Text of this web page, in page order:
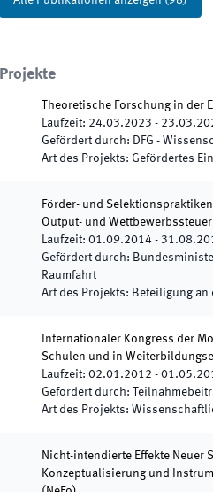
Projekte
Theoretische Forschung in der
Laufzeit: 24.03.2023 -
Gefördert durch: DFG -
Art des Projekts: Gefördertes
Förder- und
Output- und
Laufzeit: 01.09.2014 -
Gefördert durch:
Raumfahrt
Art des Projekts: Beteiligung an
Internationaler Kongress der
Schulen und in
Laufzeit: 02.01.2012 -
Gefördert durch:
Art des Projekts:
Nicht-intendierte Effekte Neuer
Konzeptualisierung und